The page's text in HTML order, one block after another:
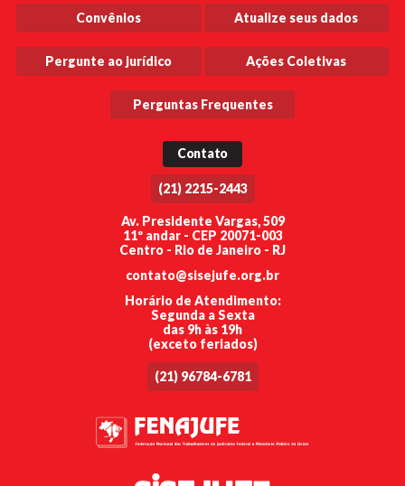
Convênios Atualize seus dados
Pergunte ao jurídico Ações Coletivas
Perguntas Frequentes
Contato
(21) 2215-2443
Av. Presidente Vargas, 509
11º andar - CEP 20071-003
Centro - Rio de Janeiro - RJ
contato@sisejufe.org.br
Horário de Atendimento:
Segunda a Sexta
das 9h às 19h
(exceto feriados)
(21) 96784-6781